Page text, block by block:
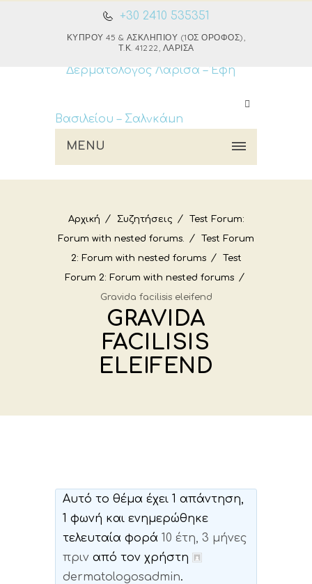
+30 2410 535351
ΚΎΠΡΟΥ 45 & ΑΣΚΛΗΠΙΟΎ (1ΟΣ ΌΡΟΦΟΣ),
Τ.Κ. 41222, ΛΆΡΙΣΑ
MENU
Αρχική Συζητήσεις
Test Forum:
Forum with nested forums.
Test Forum
2: Forum with nested forums
Test
Forum 2: Forum with nested forums
Gravida facilisis eleifend
GRAVIDA
FACILISIS
ELEIFEND
Αυτό το θέμα έχει 1 απάντηση,
1 φωνή και ενημερώθηκε
τελευταία φορά 10 έτη, 3 μήνες
πριναπό τον χρήστη
dermatologosadmin.